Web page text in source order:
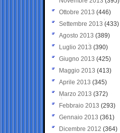
Ottobre 2013 (446)
Settembre 2013 (433)
Agosto 2013 (389)
Luglio 2013 (390)
Giugno 2013 (425)
Maggio 2013 (413)
Aprile 2013 (345)
Marzo 2013 (372)
Febbraio 2013 (293)
Gennaio 2013 (361)
Dicembre 2012 (364)